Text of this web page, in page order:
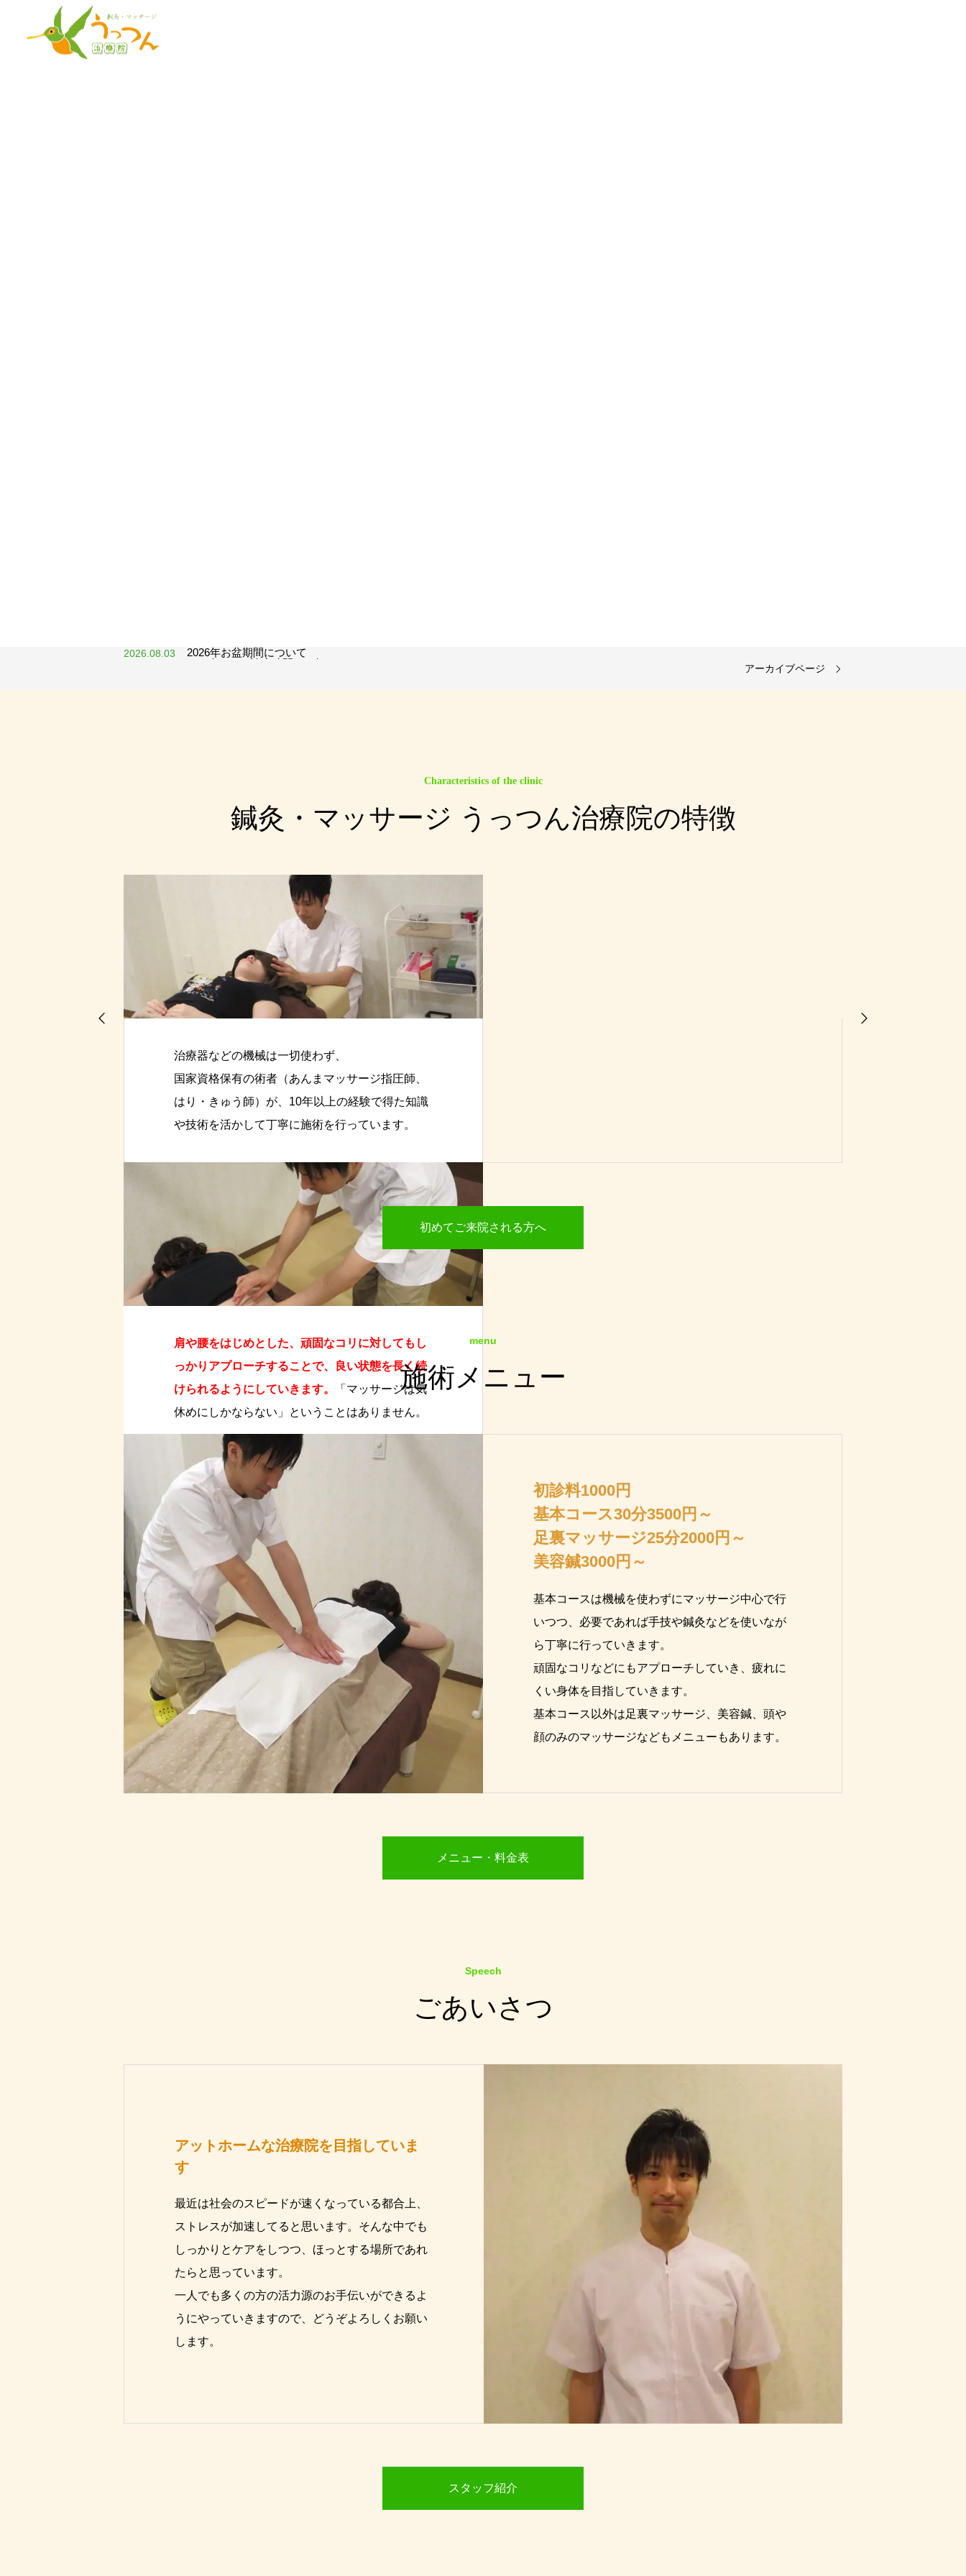
よくある質問
当院に来院された患者様の声を載せてあります。
詳細を見る
2026.08.03 2026年お盆期間について
2026年GWの診療時間のお知らせ アーカイブページ
Characteristics of the clinic
鍼灸・マッサージ うっつん治療院の特徴
治療器などの機械は一切使わず、
国家資格保有の術者（あんまマッサージ指圧師、
はり・きゅう師）が、10年以上の経験で得た知識
や技術を活かして丁寧に施術を行っています。
肩や腰をはじめとした、頑固なコリに対してもし
っかりアプローチすることで、良い状態を長く続
けられるようにしていきます。
「マッサージは気
休めにしかならない」ということはありません。
良い記録を出すような方から楽しく運動やトレー
ニングされている方まで、丁寧にアプローチをし
ていき、快適なスポーツライフを過ごせるように
お手伝いします。
初めてご来院される方へ
menu
施術メニュー
初診料1000円
基本コース30分3500円～
足裏マッサージ25分2000円～
美容鍼3000円～
基本コースは機械を使わずにマッサージ中心で行
いつつ、必要であれば手技や鍼灸などを使いなが
ら丁寧に行っていきます。
頑固なコリなどにもアプローチしていき、疲れに
くい身体を目指していきます。
基本コース以外は足裏マッサージ、美容鍼、頭や
顔のみのマッサージなどもメニューもあります。
メニュー・料金表
Speech
ごあいさつ
アットホームな治療院を目指していま
す
最近は社会のスピードが速くなっている都合上、
ストレスが加速してると思います。そんな中でも
しっかりとケアをしつつ、ほっとする場所であれ
たらと思っています。
一人でも多くの方の活力源のお手伝いができるよ
うにやっていきますので、どうぞよろしくお願い
します。
スタッフ紹介